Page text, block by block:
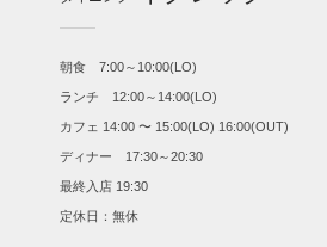
朝食 7:00～10:00(LO)
ランチ 12:00～14:00(LO)
カフェ 14:00 〜 15:00(LO) 16:00(OUT)
ディナー 17:30～20:30
最終入店 19:30
定休日：無休